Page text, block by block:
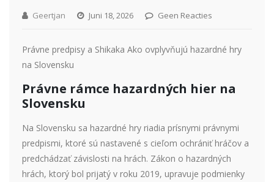
Geertjan Juni 18, 2026 Geen Reacties
Právne predpisy a Shikaka Ako ovplyvňujú hazardné hry
na Slovensku
Právne rámce hazardných hier na
Slovensku
Na Slovensku sa hazardné hry riadia prísnymi právnymi
predpismi, ktoré sú nastavené s cieľom ochrániť hráčov a
predchádzať závislosti na hrách. Zákon o hazardných
hrách, ktorý bol prijatý v roku 2019, upravuje podmienky